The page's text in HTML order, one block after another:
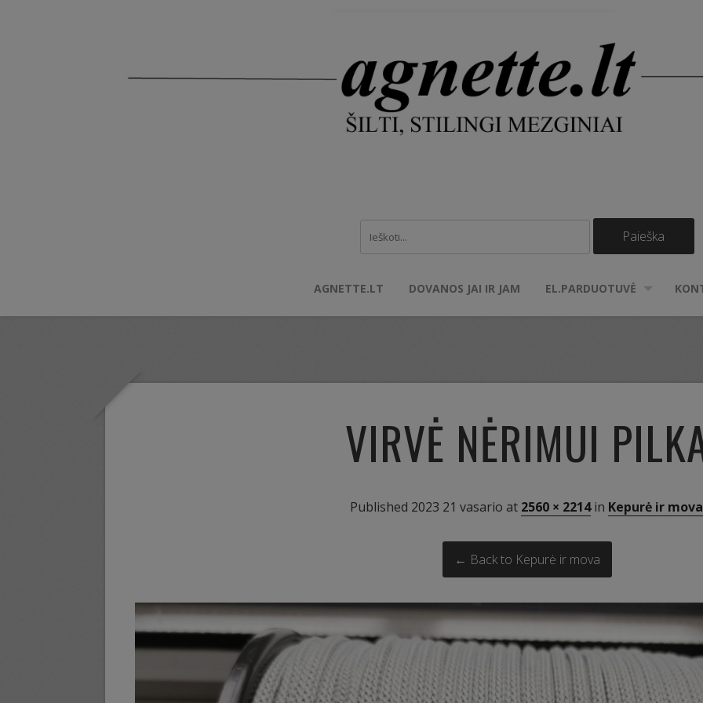
AGNETTE.LT DOVANOS JAI IR JAM EL.PARDUOTUVĖ
VIRVĖ NĖRIMUI
Published 2023 21 vasario at 2560 × 2214in Kepurė ir mova
← Back to Kepurė ir mova